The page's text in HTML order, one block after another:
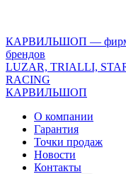
version="1.0"
encoding="utf-
8"?
>
КАРВИЛЬШОП —
брендов
LUZAR, TRIALLI,
RACING
КАРВИЛЬШОП
О компании
Гарантия
Точки продаж
Новости
Контакты